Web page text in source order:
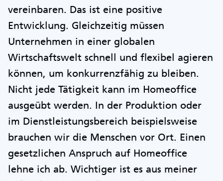
vereinbaren. Das ist eine positive
Entwicklung. Gleichzeitig müssen
Unternehmen in einer globalen
Wirtschaftswelt schnell und flexibel agieren
können, um konkurrenzfähig zu bleiben.
Nicht jede Tätigkeit kann im Homeoffice
ausgeübt werden. In der Produktion oder
im Dienstleistungsbereich beispielsweise
brauchen wir die Menschen vor Ort. Einen
gesetzlichen Anspruch auf Homeoffice
lehne ich ab. Wichtiger ist es aus meiner